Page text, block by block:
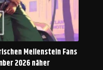
Meilenstein Fans
2026 näher